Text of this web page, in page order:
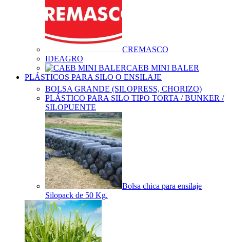
CREMASCO
IDEAGRO
CAEB MINI BALER
PLÁSTICOS PARA SILO O ENSILAJE
BOLSA GRANDE (SILOPRESS, CHORIZO)
PLÁSTICO PARA SILO TIPO TORTA / BUNKER /
SILOPUENTE
Bolsa chica para ensilaje
Silopack de 50 Kg.